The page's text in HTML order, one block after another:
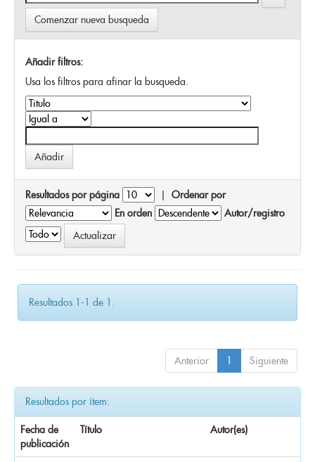
Comenzar nueva busqueda
Añadir filtros:
Usa los filtros para afinar la busqueda.
Resultados por página | Ordenar por
En orden
Autor/registro
Resultados 1-1 de 1.
Anterior 1 Siguiente
Resultados por ítem:
Fecha de
publicación
Título Autor(es)